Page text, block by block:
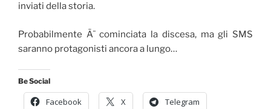
inviati della storia.
Probabilmente Ã¨ cominciata la discesa, ma gli SMS
saranno protagonisti ancora a lungo…
Be Social
Facebook X Telegram